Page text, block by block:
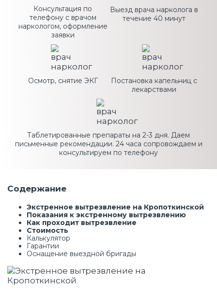
Консультация по
телефону с врачом
наркологом, оформление
заявки
Выезд врача нарколога в
течение 40 минут
Осмотр, снятие ЭКГ
Постановка капельниц с
лекарствами
Таблетированные препараты на 2-3 дня. Даем
письменные рекомендации. 24 часа сопровождаем и
консультируем по телефону
Содержание
Экстренное вытрезвление на Кропоткинской
Показания к экстренному вытрезвлению
Как проходит вытрезвление
Стоимость
Калькулятор
Гарантии
Оснащение выездной бригады